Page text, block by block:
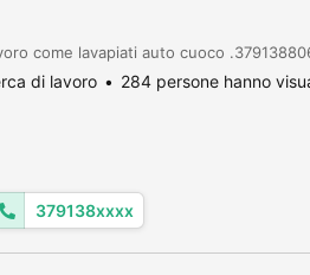
come lavapiati auto cuoco
di lavoro 284 persone hanno
379138xxxx